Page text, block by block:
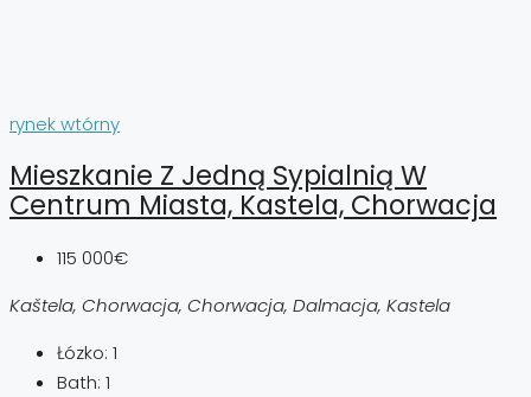
rynek wtórny
Mieszkanie Z Jedną Sypialnią W
Centrum Miasta, Kastela, Chorwacja
115 000€
Kaštela, Chorwacja, Chorwacja, Dalmacja, Kastela
Łózko: 1
Bath: 1